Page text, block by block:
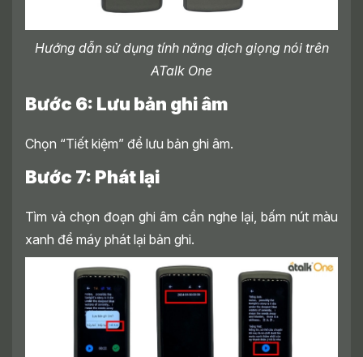
Hướng dẫn sử dụng tính năng dịch giọng nói trên
ATalk One
Bước 6: Lưu bản ghi âm
Chọn “Tiết kiệm” để lưu bản ghi âm.
Bước 7: Phát lại
Tìm và chọn đoạn ghi âm cần nghe lại, bấm nút màu
xanh để máy phát lại bản ghi.